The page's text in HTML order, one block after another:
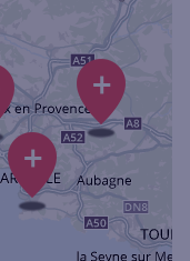
+
+